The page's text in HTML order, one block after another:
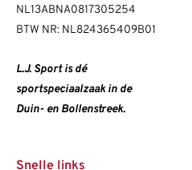
NL13ABNA0817305254
BTW NR: NL824365409B01
L.J. Sport is dé
sportspeciaalzaak in de
Duin- en Bollenstreek.
Snelle links